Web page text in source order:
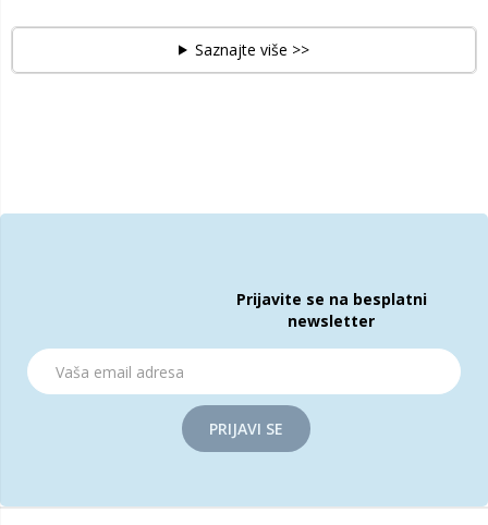
Saznajte više >>
Prijavite se na besplatni
newsletter
PRIJAVI SE